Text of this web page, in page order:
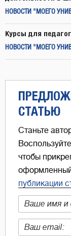
НОВОСТИ "МОЕГО
Курсы для
НОВОСТИ "МОЕГО
СТАТЬЮ
Станьте
чтобы
публикации